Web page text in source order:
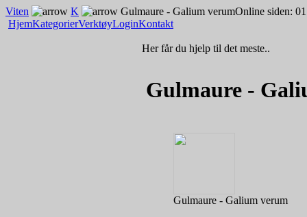
Viten K Gulmaure - Galium verumOnline siden:
HjemKategorierVerktøyLoginKontakt
Her får du hjelp til det meste..
Gulmaure -
Gulmaure - Galium verum